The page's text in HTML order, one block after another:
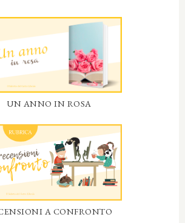
UN ANNO IN ROSA
A CONFRONTO